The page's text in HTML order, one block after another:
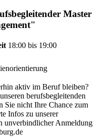
Master
18:00 bis 19:00
aktiv im Beruf bleiben?
berufsbegleitenden
Sie nicht Ihre Chance zum
Infos zu unserer
unverbindlicher Anmeldung